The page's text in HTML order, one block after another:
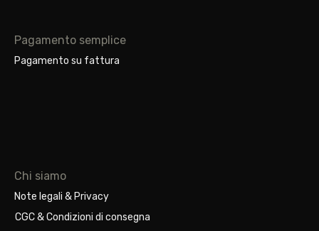
Pagamento semplice
Pagamento su fattura
Chi siamo
Note legali & Privacy
CGC & Condizioni di consegna